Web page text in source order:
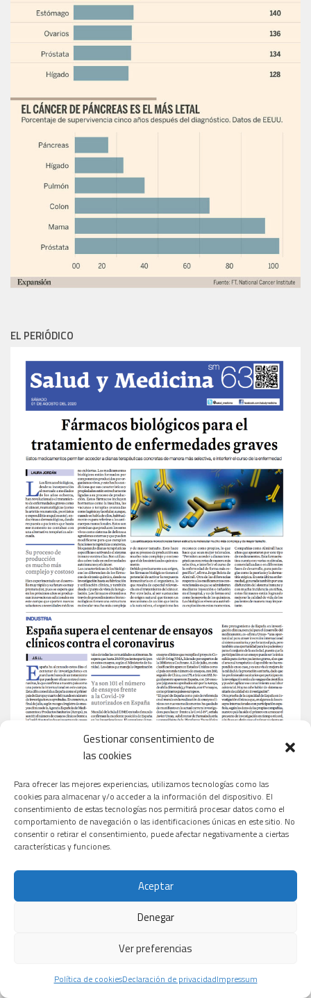
Gestionar consentimiento de
las cookies
Para ofrecer las mejores experiencias, utilizamos tecnologías como las
cookies para almacenar y/o acceder a la información del dispositivo. El
consentimiento de estas tecnologías nos permitirá procesar datos como el
comportamiento de navegación o las identificaciones únicas en este sitio. No
consentir o retirar el consentimiento, puede afectar negativamente a ciertas
características y funciones.
Aceptar
Denegar
Ver preferencias
Política de cookiesDeclaración de privacidadImpressum
EL PERIÓDICO